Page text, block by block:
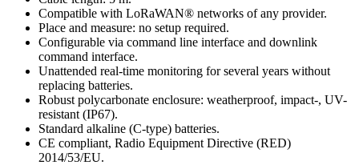
Compatible with LoRaWAN® networks of any provider.
Place and measure: no setup required.
Configurable via command line interface and downlink
command interface.
Unattended real-time monitoring for several years without
replacing batteries.
Robust polycarbonate enclosure: weatherproof, impact-, UV-
resistant (IP67).
Standard alkaline (C-type) batteries.
CE compliant, Radio Equipment Directive (RED)
2014/53/EU.